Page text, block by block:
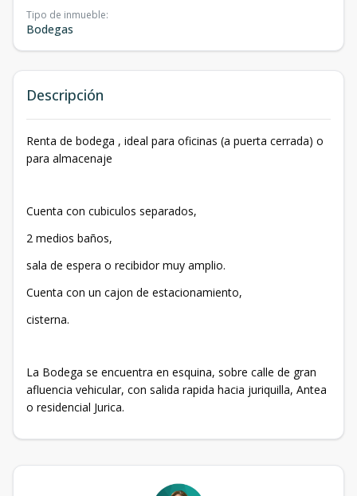
Tipo de inmueble:
Bodegas
Descripción
Renta de bodega , ideal para oficinas (a puerta cerrada) o
para almacenaje
Cuenta con cubiculos separados,
2 medios baños,
sala de espera o recibidor muy amplio.
Cuenta con un cajon de estacionamiento,
cisterna.
La Bodega se encuentra en esquina, sobre calle de gran
afluencia vehicular, con salida rapida hacia juriquilla, Antea
o residencial Jurica.